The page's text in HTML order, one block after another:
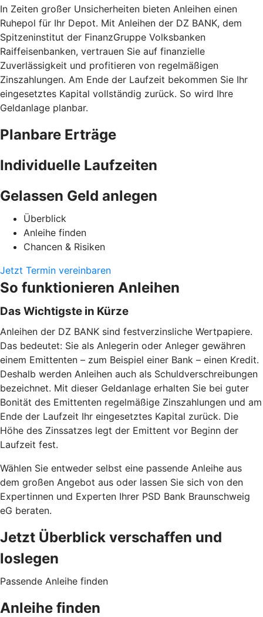
In Zeiten großer Unsicherheiten bieten Anleihen einen
Ruhepol für Ihr Depot. Mit Anleihen der DZ BANK, dem
Spitzeninstitut der FinanzGruppe Volksbanken
Raiffeisenbanken, vertrauen Sie auf finanzielle
Zuverlässigkeit und profitieren von regelmäßigen
Zinszahlungen. Am Ende der Laufzeit bekommen Sie Ihr
eingesetztes Kapital vollständig zurück. So wird Ihre
Geldanlage planbar.
Planbare Erträge
Individuelle Laufzeiten
Gelassen Geld anlegen
Überblick
Anleihe finden
Chancen & Risiken
Jetzt Termin vereinbaren
So funktionieren Anleihen
Das Wichtigste in Kürze
Anleihen der DZ BANK sind festverzinsliche Wertpapiere.
Das bedeutet: Sie als Anlegerin oder Anleger gewähren
einem Emittenten – zum Beispiel einer Bank – einen Kredit.
Deshalb werden Anleihen auch als Schuldverschreibungen
bezeichnet. Mit dieser Geldanlage erhalten Sie bei guter
Bonität des Emittenten regelmäßige Zinszahlungen und am
Ende der Laufzeit Ihr eingesetztes Kapital zurück. Die
Höhe des Zinssatzes legt der Emittent vor Beginn der
Laufzeit fest.
Wählen Sie entweder selbst eine passende Anleihe aus
dem großen Angebot aus oder lassen Sie sich von den
Expertinnen und Experten Ihrer PSD Bank Braunschweig
eG beraten.
Jetzt Überblick verschaffen und
loslegen
Passende Anleihe finden
Anleihe finden